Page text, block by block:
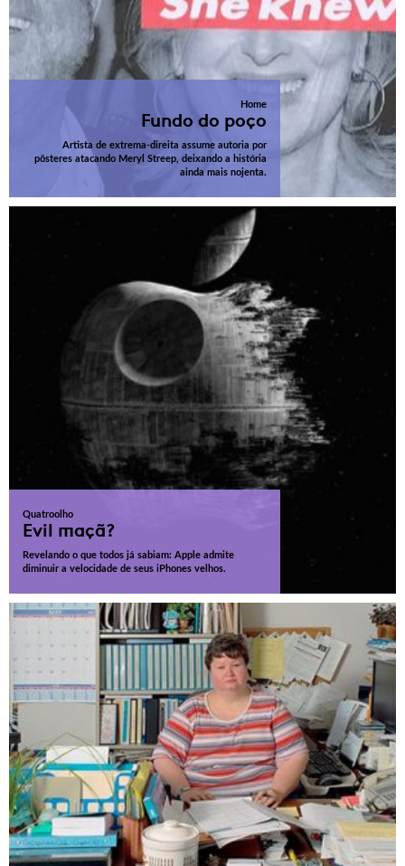
Home
Fundo do poço
Artista de extrema-direita assume autoria por
pôsteres atacando Meryl Streep, deixando a história
ainda mais nojenta.
Quatroolho
Evil maçã?
Revelando o que todos já sabiam: Apple admite
diminuir a velocidade de seus iPhones velhos.